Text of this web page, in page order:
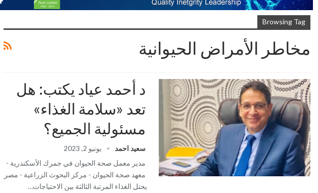
Browsing Tag
مخاطر الأمراض الحيوانية
د أحمد عياد يكتب: هل
تعد «سلامة الغذاء»
مسئولية الجميع؟
سعيد احمد
يونيو 2, 2023
مدير معمل صحة الحيوان في جمرك الأسكندرية -
معهد صحة الحيوان - مركز البحوث الزراعية - مصر
يحتل الغذاء المرتبة الثالثة بين الاحتياجات…